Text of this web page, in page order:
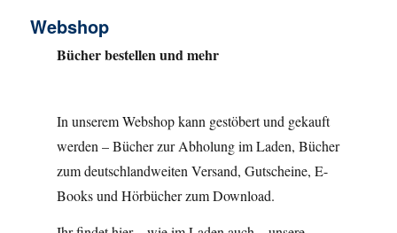
Webshop
Bücher bestellen und mehr
In unserem Webshop kann gestöbert und gekauft
werden – Bücher zur Abholung im Laden, Bücher
zum deutschlandweiten Versand, Gutscheine, E-
Books und Hörbücher zum Download.